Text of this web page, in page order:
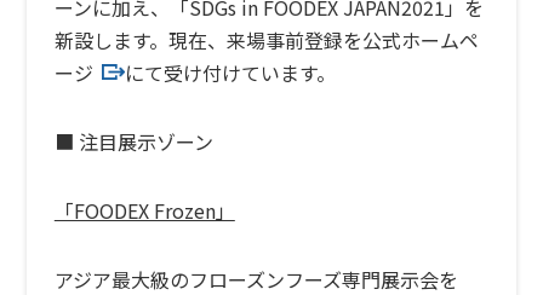
ーンに加え、「SDGs in FOODEX JAPAN2021」を
新設します。現在、来場事前登録を公式ホームペ
ージ
にて受け付けています。
■ 注目展示ゾーン
「FOODEX Frozen」
アジア最大級のフローズンフーズ専門展示会を